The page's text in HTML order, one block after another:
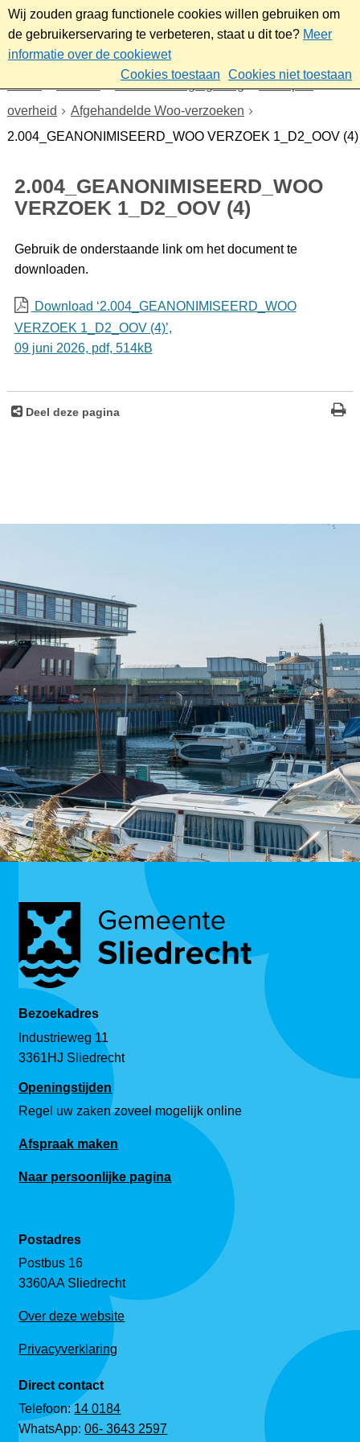
Wij zouden graag functionele cookies willen gebruiken om
de gebruikerservaring te verbeteren, staat u dit toe? Meer
informatie over de cookiewet
Cookies toestaan
Cookies niet toestaan
Beleid- en regelgeving
Wet open
overheid
Afgehandelde Woo-verzoeken
2.004_GEANONIMISEERD_WOO VERZOEK 1_D2_OOV (4)
2.004_GEANONIMISEERD_WOO
VERZOEK 1_D2_OOV (4)
Gebruik de onderstaande link om het document te
downloaden.
Download ‘2.004_GEANONIMISEERD_WOO
VERZOEK 1_D2_OOV (4)’,
09 juni 2026, pdf, 514kB
Deel deze pagina
Bezoekadres
Industrieweg 11
3361HJ Sliedrecht
Openingstijden
Regel uw zaken zoveel mogelijk online
Afspraak maken
Naar persoonlijke pagina
Postadres
Postbus 16
3360AA Sliedrecht
Over deze website
Privacyverklaring
Direct contact
Telefoon:14 0184
WhatsApp:06- 3643 2597